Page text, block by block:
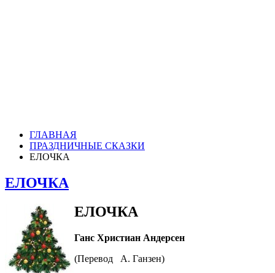
ГЛАВНАЯ
ПРАЗДНИЧНЫЕ СКАЗКИ
ЕЛОЧКА
ЕЛОЧКА
ЕЛОЧКА
Ганс Христиан Андерсен
(Перевод А. Ганзен)